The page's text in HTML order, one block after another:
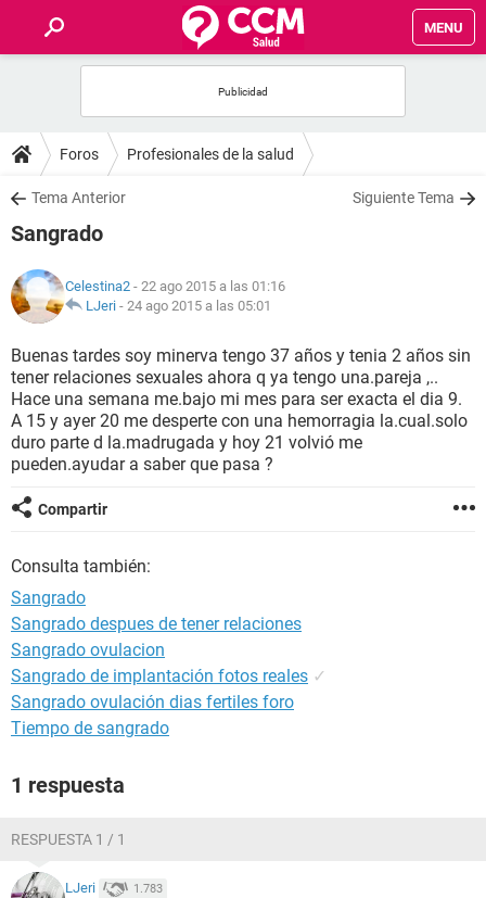
MENU
FOROS
SALUD
FAMILIA
NUTRICIÓN
BIENESTAR
SEXUALIDAD
GLOSARIO
Foros Profesionales de la salud
Tema Anterior Siguiente Tema
Sangrado
Celestina2 - 22 ago 2015 a las 01:16
LJeri - 24 ago 2015 a las 05:01
Buenas tardes soy minerva tengo 37 años y tenia 2 años sin
tener relaciones sexuales ahora q ya tengo una.pareja ,..
Hace una semana me.bajo mi mes para ser exacta el dia 9.
A 15 y ayer 20 me desperte con una hemorragia la.cual.solo
duro parte d la.madrugada y hoy 21 volvió me
pueden.ayudar a saber que pasa ?
Compartir
Consulta también:
Sangrado
Sangrado despues de tener relaciones
Sangrado ovulacion
Sangrado de implantación fotos reales ✓
Sangrado ovulación dias fertiles foro
Tiempo de sangrado
1 respuesta
RESPUESTA 1 / 1
LJeri 1.783